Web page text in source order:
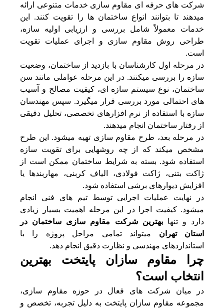
شرکت‌ های حرفه‌ ای مقاوم سازی خدمات متنوعی ارائه
میدهند تا بتوانند انواع ساختمان‌ ها را تقویت کنند. این
خدمات معمولاً شامل بررسی و ارزیابی اولیه سازه،
طراحی روش مقاوم سازی و اجرای عملیات تقویت
است.
در مرحله اول کارشناسان با بازدید از ساختمان، وضعیت
سازه را بررسی میکنند. در این مرحله عواملی مانند سن
ساختمان، نوع سیستم سازه‌ ای، کیفیت مصالح و آسیب‌
های احتمالی مورد بررسی قرار میگیرد. سپس مهندسان
سازه با استفاده از نرم‌ افزارهای تخصصی، تحلیل دقیقی
از رفتار ساختمان انجام میدهند.
در مرحله بعد، طرح مقاوم سازی تهیه میشود. این طرح
مشخص میکند که از چه روشهایی برای تقویت سازه
استفاده شود. بسته به شرایط ساختمان ممکن است از
ژاکت بتنی، ژاکت فولادی، الیاف کربنی، مهاربندها یا
افزایش دیوارهای برشی استفاده شود.
در نهایت عملیات اجرایی توسط تیم‌ های فنی انجام
میشود. کیفیت اجرا در این مرحله اهمیت بسیار زیادی
دارد و تنهابهترین شرکت مقاوم سازی ساختمان در
استان تهران میتواند تمامی مراحل پروژه را با
استانداردهای مهندسی و نظارت دقیق انجام دهد.
چرا مقاوم سازان پایتخت بهترین
انتخاب است؟
در میان شرکت‌ های فعال در حوزه مقاوم سازی،
مجموعه مقاوم سازان پایتخت به دلیل تجربه، تخصص و